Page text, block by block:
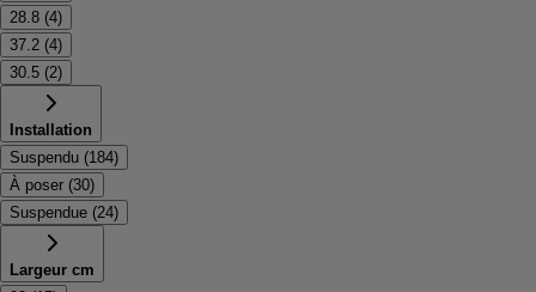
28.8 (4)
37.2 (4)
30.5 (2)
Installation
Suspendu (184)
À poser (30)
Suspendue (24)
Largeur cm